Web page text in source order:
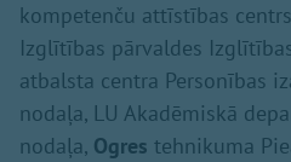
kompetenču attīstības
Izglītības pārvaldes
atbalsta centra Personības
nodaļa, LU Akadēmiskā
nodaļa, Ogres tehnikuma